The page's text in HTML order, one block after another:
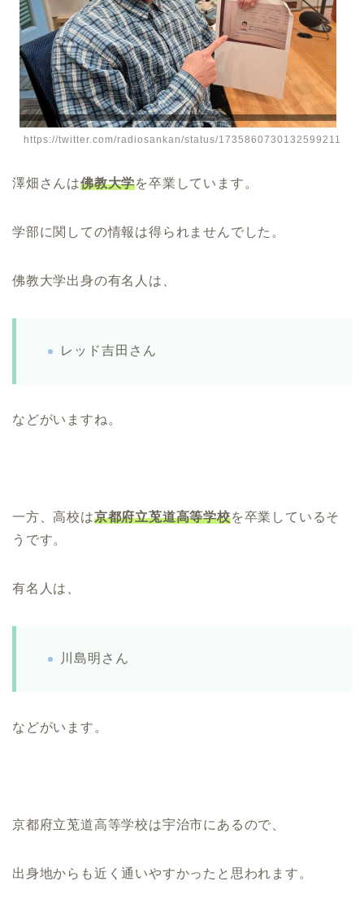
https://twitter.com/radiosankan/status/1735860730132599211
澤畑さんは佛教大学を卒業しています。
学部に関しての情報は得られませんでした。
佛教大学出身の有名人は、
レッド吉田さん
などがいますね。
一方、高校は京都府立莵道高等学校を卒業しているそ
うです。
有名人は、
川島明さん
などがいます。
京都府立莵道高等学校は宇治市にあるので、
出身地からも近く通いやすかったと思われます。